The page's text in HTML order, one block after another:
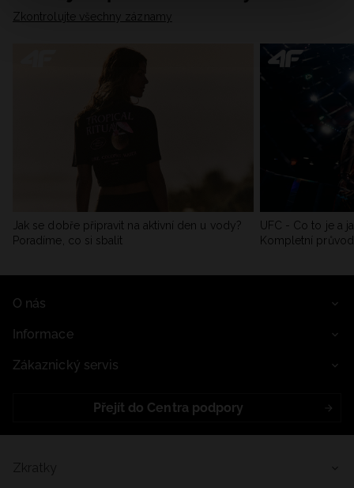
Zkontrolujte všechny záznamy
Jak se dobře připravit na aktivní den u vody?
Poradíme, co si sbalit
UFC - Co to je a
Kompletní
O nás
Informace
Zákaznický servis
Přejít do Centra podpory